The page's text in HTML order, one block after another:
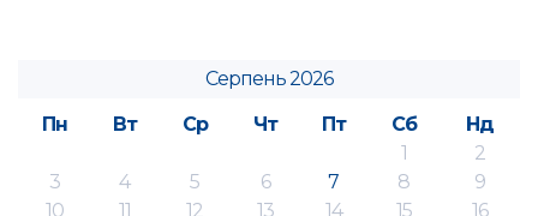
Серпень 2026
Пн
Вт Ср Чт Пт Сб
Нд
1
2
3
4 5 6 7 8
9
10
11 12 13 14 15
16